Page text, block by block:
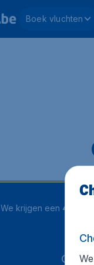
Boek vluchten
We krijgen een 4.1 uit 5